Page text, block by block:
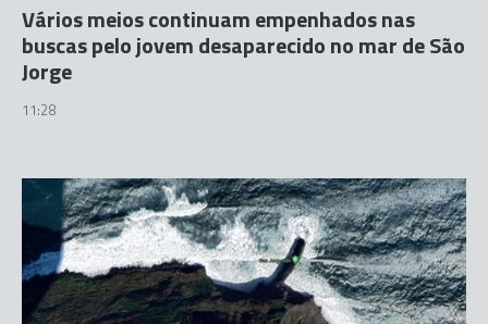
Vários meios continuam empenhados nas
buscas pelo jovem desaparecido no mar de São
Jorge
11:28